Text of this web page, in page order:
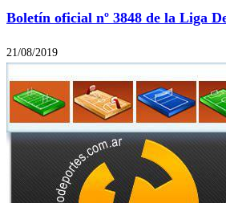
Boletín oficial nº 3848 de la Liga
21/08/2019